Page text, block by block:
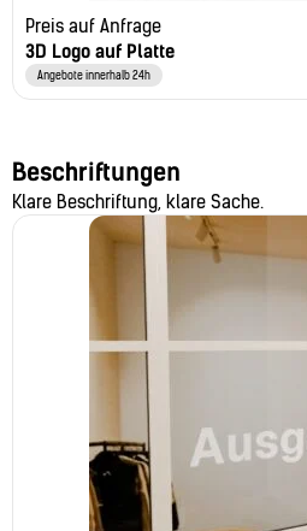
Preis auf Anfrage
3D Logo auf Platte
Angebote innerhalb 24h
Beschriftungen
Klare Beschriftung, klare Sache.